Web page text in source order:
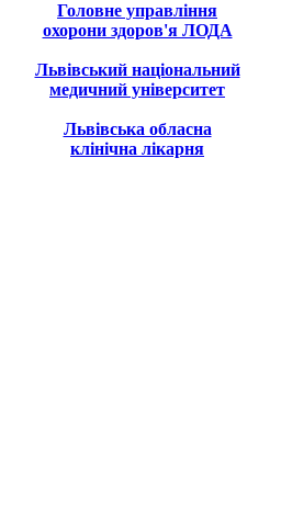
Головне управління
охорони здоров'я ЛОДА
Львівський національний
медичний університет
Львівська обласна
клінічна лікарня